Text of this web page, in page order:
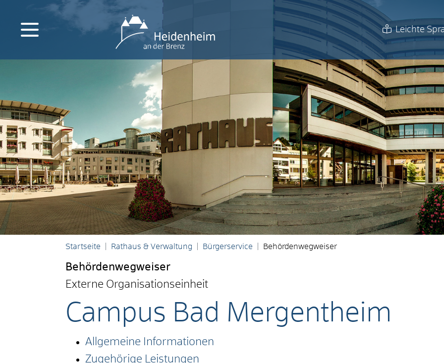
Leichte
Startseite Rathaus & Verwaltung Bürgerservice Behördenwegweiser
Behördenwegweiser
Externe Organisationseinheit
Campus Bad Mergentheim
Allgemeine Informationen
Zugehörige Leistungen